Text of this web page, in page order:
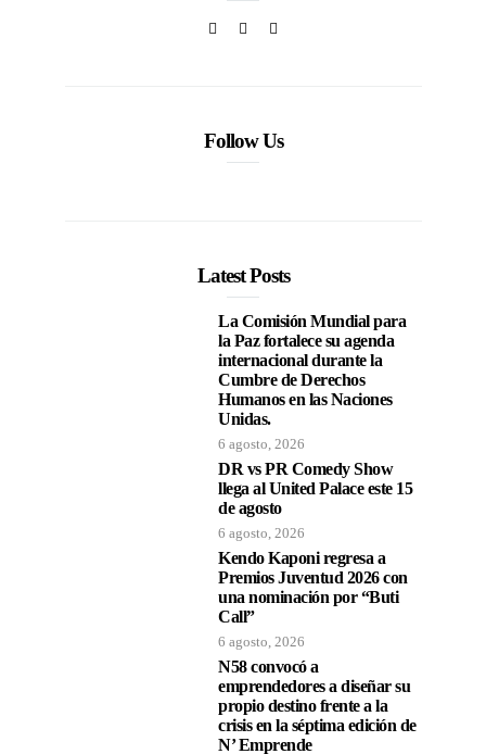
Follow Us
Latest Posts
La Comisión Mundial para
la Paz fortalece su agenda
internacional durante la
Cumbre de Derechos
Humanos en las Naciones
Unidas.
6 agosto, 2026
DR vs PR Comedy Show
llega al United Palace este 15
de agosto
6 agosto, 2026
Kendo Kaponi regresa a
Premios Juventud 2026 con
una nominación por “Buti
Call”
6 agosto, 2026
N58 convocó a
emprendedores a diseñar su
propio destino frente a la
crisis en la séptima edición de
N’ Emprende